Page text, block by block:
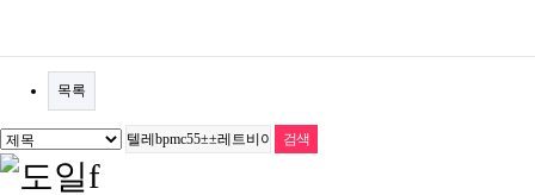
목록